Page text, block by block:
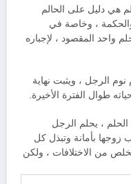
هي دليل على الحالم
والحكمة ، وخاصة في
واحد المقصود ، لإجباره
الرجل ، ويثبت نهاية
طوال الفترة الأخيرة.
، يحلم الرجل
زوجها بأمانة وتبذل كل
من الاختلافات ، ولكن